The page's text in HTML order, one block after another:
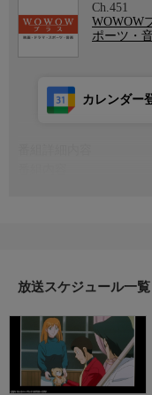
Ch.451
WOWOW
ポーツ・
カレンダー
モスクワのカジノの金
トリックダイヤ。トリ
部に埋め込まれている
マークがあちこちから
返さなくてならない。
放送スケジュール一覧